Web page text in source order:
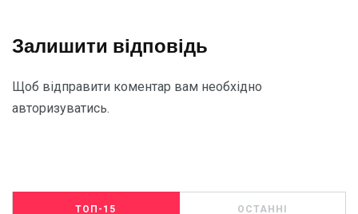
Залишити відповідь
Щоб відправити коментар вам необхідно
авторизуватись.
ТОП-15 ОСТАННІ